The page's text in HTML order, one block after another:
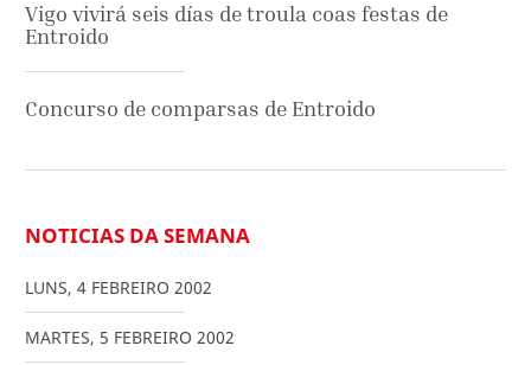
Vigo vivirá seis días de troula coas festas de
Entroido
Concurso de comparsas de Entroido
NOTICIAS DA SEMANA
LUNS, 4 FEBREIRO 2002
MARTES, 5 FEBREIRO 2002